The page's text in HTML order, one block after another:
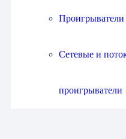
Сетевые и
проигрыватели